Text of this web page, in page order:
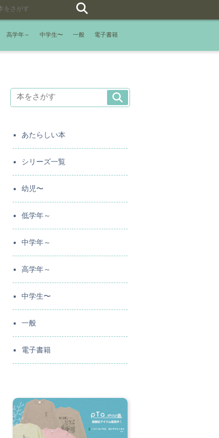
高学年～ 中学生〜 一般 電子書籍
あたらしい本
シリーズ一覧
幼児〜
低学年～
中学年～
高学年～
中学生〜
一般
電子書籍